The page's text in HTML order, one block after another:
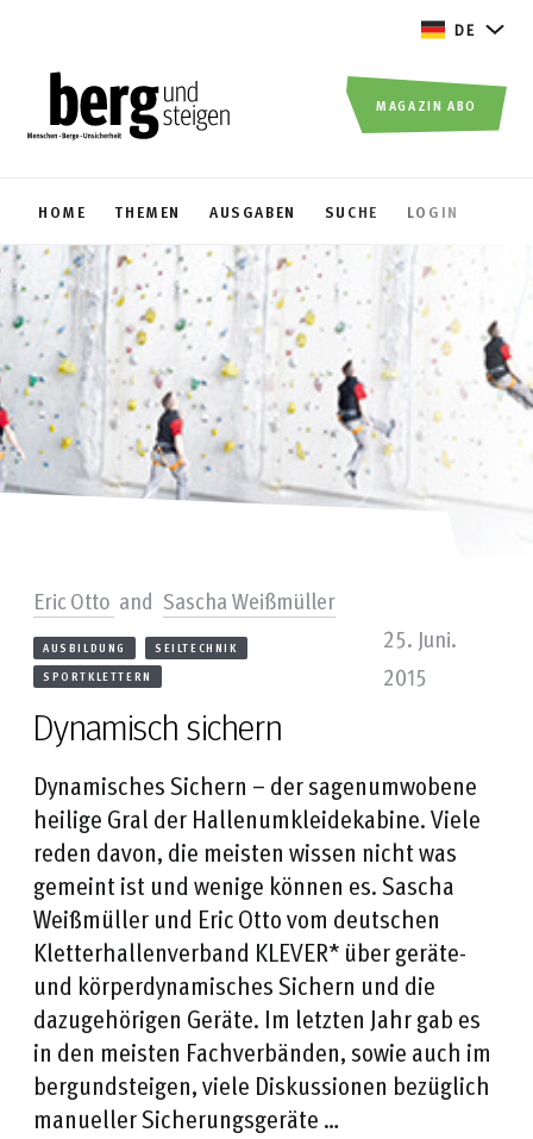
DE
HOME THEMEN AUSGABEN SUCHE LOGIN
MAGAZIN ABO
Dynamisch sichern
AUSBILDUNG
SEILTECHNIK
SPORTKLETTERN
25. Juni.
2015
Eric Otto and Sascha Weißmüller
Dynamisches Sichern – der sagenumwobene
heilige Gral der Hallenumkleidekabine. Viele
reden davon, die meisten wissen nicht was
gemeint ist und wenige können es. Sascha
Weißmüller und Eric Otto vom deutschen
Kletterhallenverband KLEVER* über geräte-
und körperdynamisches Sichern und die
dazugehörigen Geräte. Im letzten Jahr gab es
in den meisten Fachverbänden, sowie auch im
bergundsteigen, viele Diskussionen bezüglich
manueller Sicherungsgeräte …